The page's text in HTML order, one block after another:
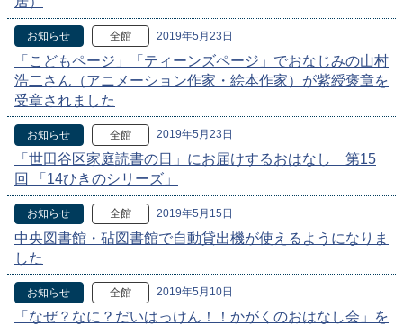
お知らせ 全館 2019年5月23日
「こどもページ」「ティーンズページ」でおなじみの山村
浩二さん（アニメーション作家・絵本作家）が紫綬褒章を
受章されました
お知らせ 全館 2019年5月23日
「世田谷区家庭読書の日」にお届けするおはなし 第15
回 「14ひきのシリーズ」
お知らせ 全館 2019年5月15日
中央図書館・砧図書館で自動貸出機が使えるようになりま
した
お知らせ 全館 2019年5月10日
「なぜ？なに？だいはっけん！！かがくのおはなし会」を